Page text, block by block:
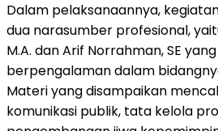
Dalam pelaksanaannya,
dua narasumber profesional,
M.A. dan Arif Norrahman, SE
berpengalaman dalam
Materi yang disampaikan
komunikasi publik, tata kelola